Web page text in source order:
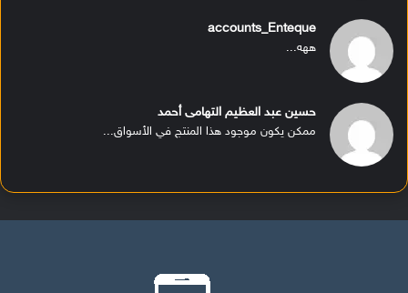
accounts_Enteque
ههه...
حسين عبد العظيم التهامى أحمد
ممكن يكون موجود هذا المنتج في الأسواق...